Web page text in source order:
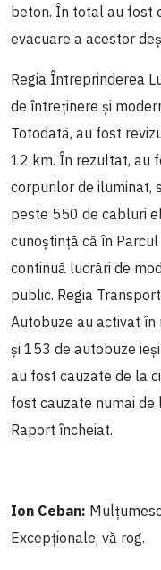
beton. În total au fost
evacuare a acestor
Regia Întreprinderea
de întreținere și
Totodată, au fost
12 km. În rezultat, au
corpurilor de iluminat,
peste 550 de cabluri
cunoștință că în
continuă lucrări de
public. Regia
Autobuze au activat
și 153 de autobuze
au fost cauzate de la
fost cauzate numai
Raport încheiat.
Ion Ceban:
Excepționale, vă rog.